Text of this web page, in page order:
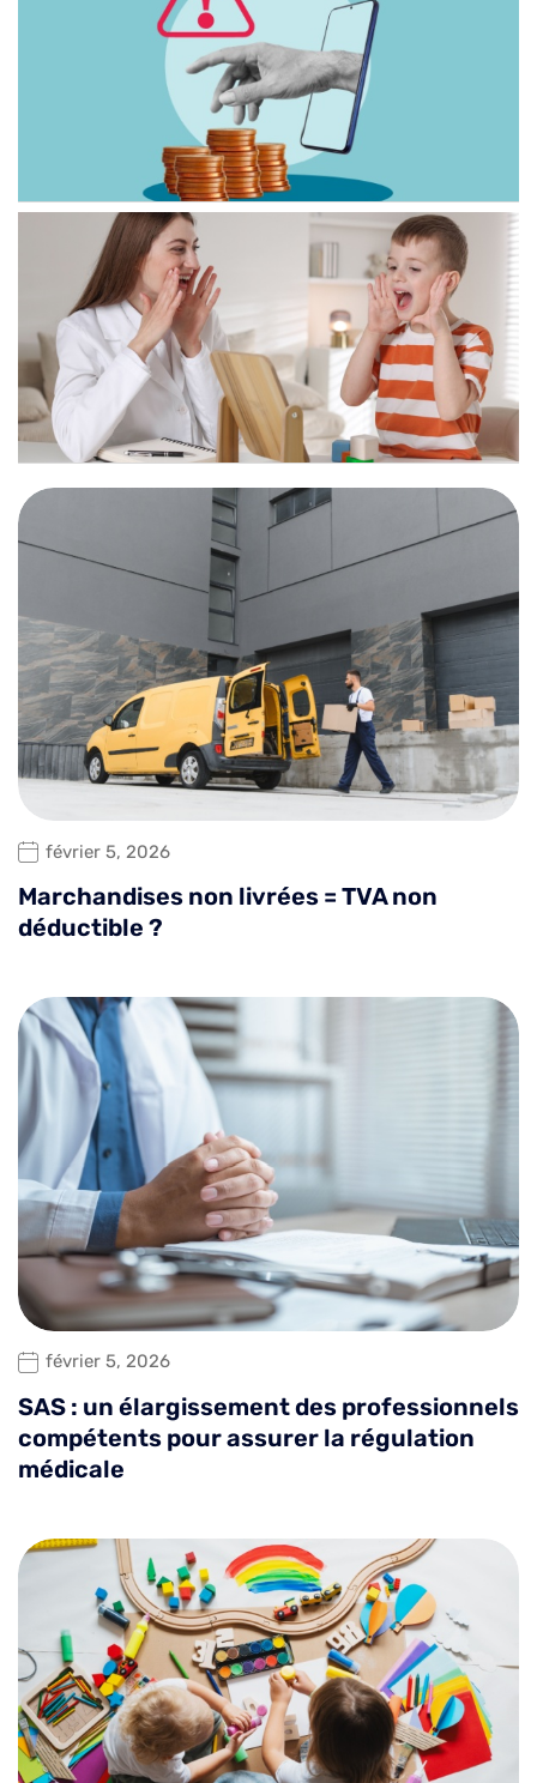
février 5, 2026
Marchandises non livrées = TVA non
déductible ?
février 5, 2026
SAS : un élargissement des professionnels
compétents pour assurer la régulation
médicale